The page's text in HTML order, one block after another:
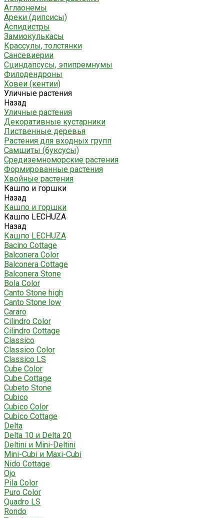
Аглаонемы
Ареки (дипсисы)
Аспидистры
Замиокулькасы
Крассулы, толстянки
Сансевиерии
Сциндапсусы, эпипремнумы
Филодендроны
Ховеи (кентии)
Уличные растения
Назад
Уличные растения
Декоративные кустарники
Лиственные деревья
Растения для входных групп
Самшиты (буксусы)
Средиземноморские растения
Формированные растения
Хвойные растения
Кашпо и горшки
Назад
Кашпо и горшки
Кашпо LECHUZA
Назад
Кашпо LECHUZA
Bacino Cottage
Balconera Color
Balconera Cottage
Balconera Stone
Bola Color
Canto Stone high
Canto Stone low
Cararo
Cilindro Color
Cilindro Cottage
Classico
Classico Color
Classico LS
Cube Color
Cube Cottage
Cubeto Stone
Cubico
Cubico Color
Cubico Cottage
Delta
Delta 10 и Delta 20
Deltini и Mini-Deltini
Mini-Cubi и Maxi-Cubi
Nido Cottage
Ojo
Pila Color
Puro Color
Quadro LS
Rondo